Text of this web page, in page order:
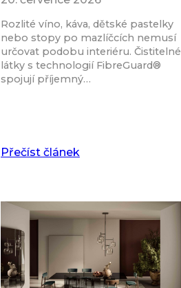
Rozlité víno, káva, dětské pastelky
nebo stopy po mazlíčcích nemusí
určovat podobu interiéru. Čistitelné
látky s technologií FibreGuard®
spojují příjemný…
Přečíst článek